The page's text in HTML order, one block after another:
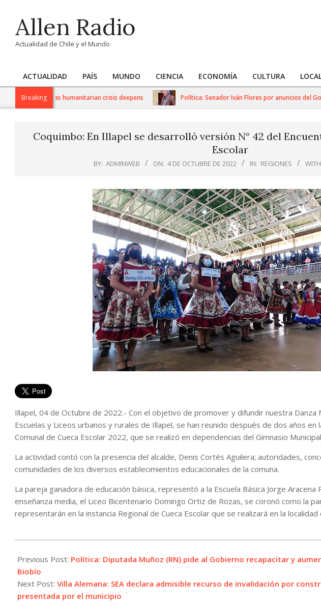
contentAllen Radio
Actualidad de Chile y el Mundo
Primary
Navigation
ACTUALIDAD PAÍS MUNDO CIENCIA ECONOMÍA CULTURA
Breaking
US sanctions as humanitarian crisis deepens Política: Senador Iván Flores por anuncios del
Coquimbo: En Illapel se desarrolló versión N° 42 del
Escolar
BY: ADMINWEB ON: 4 DE OCTUBRE DE 2022 IN: REGIONES
Illapel, 04 de Octubre de 2022.- Con el objetivo de promover y difundir nuestra Danza
Escuelas y Liceos urbanos y rurales de Illapel, se han reunido después de dos años en
Comunal de Cueca Escolar 2022, que se realizó en dependencias del Gimnasio
La actividad contó con la presencia del alcalde, Denis Cortés Aguilera; autoridades,
comunidades de los diversos establecimientos educacionales de la comuna.
La pareja ganadora de educación básica, representó a la Escuela Básica Jorge Aracena
enseñanza media, el Liceo Bicentenario Domingo Ortiz de Rozas, se coronó como la
representarán en la instancia Regional de Cueca Escolar que se realizará en la localidad
10-
04
Previous Post: Política: Diputada Muñoz (RN) pide al Gobierno recapacitar y
Biobío
Next Post: Villa Alemana: SEA declara admisible recurso de invalidación por
presentada por el municipio